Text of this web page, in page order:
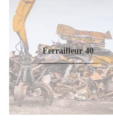
Ferrailleur 40